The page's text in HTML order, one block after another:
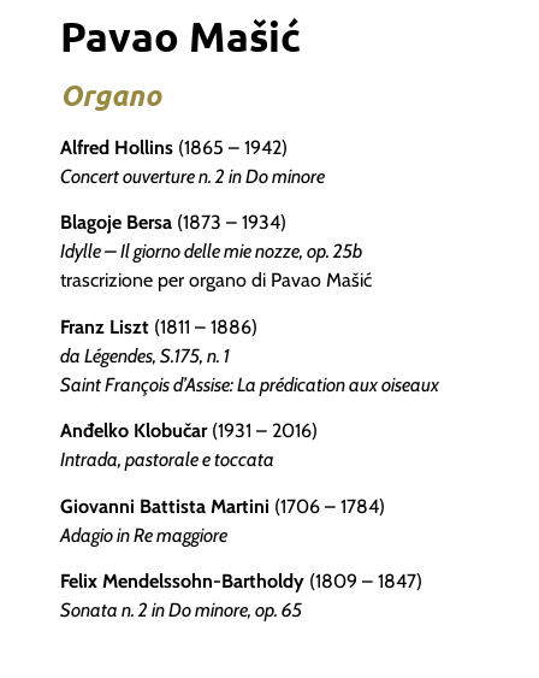
Pavao Mašić
Organo
Alfred Hollins (1865 – 1942)
Concert ouverture n. 2 in Do minore
Blagoje Bersa (1873 – 1934)
Idylle – Il giorno delle mie nozze, op. 25b
trascrizione per organo di Pavao Mašić
Franz Liszt (1811 – 1886)
da Légendes, S.175, n. 1
Saint François d’Assise: La prédication aux oiseaux
Anđelko Klobučar(1931 – 2016)
Intrada, pastorale e toccata
Giovanni Battista Martini (1706 – 1784)
Adagio in Re maggiore
Felix Mendelssohn-Bartholdy (1809 – 1847)
Sonata n. 2 in Do minore, op. 65